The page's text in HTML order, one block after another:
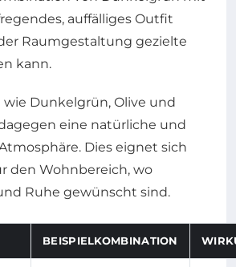
auffälliges Outfit
Raumgestaltung gezielte
kann.
wie Dunkelgrün, Olive und
eine natürliche und
Dies eignet sich
den Wohnbereich, wo
Ruhe gewünscht sind.
BEISPIELKOMBINATION